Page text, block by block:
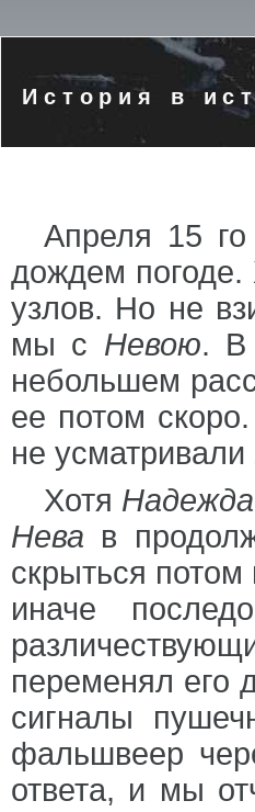
История в
Апреля 15
дождем
узлов. Но не
мы с Невою. В
небольшем
ее потом
не усматривали
Хотя Надежда
Нева в
скрыться
иначе
переменял его
сигналы
фальшвеер
ответа, и мы